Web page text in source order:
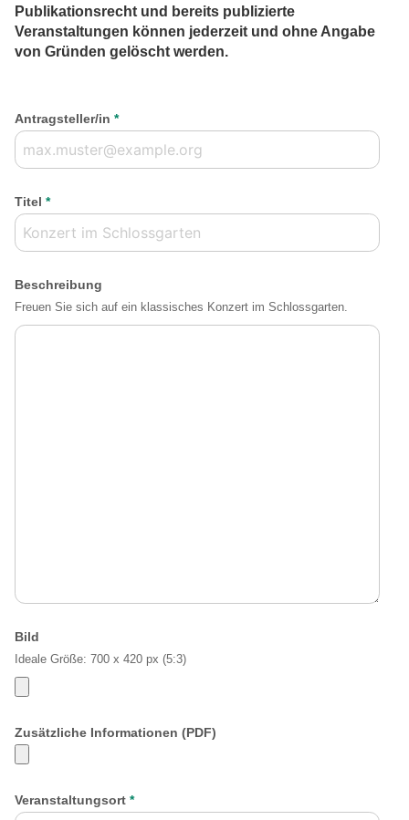
Publikationsrecht und bereits publizierte
Veranstaltungen können jederzeit und ohne Angabe
von Gründen gelöscht werden.
Antragsteller/in *
Titel *
Beschreibung
Freuen Sie sich auf ein klassisches Konzert im Schlossgarten.
Bild
Ideale Größe: 700 x 420 px (5:3)
Zusätzliche Informationen (PDF)
Veranstaltungsort *